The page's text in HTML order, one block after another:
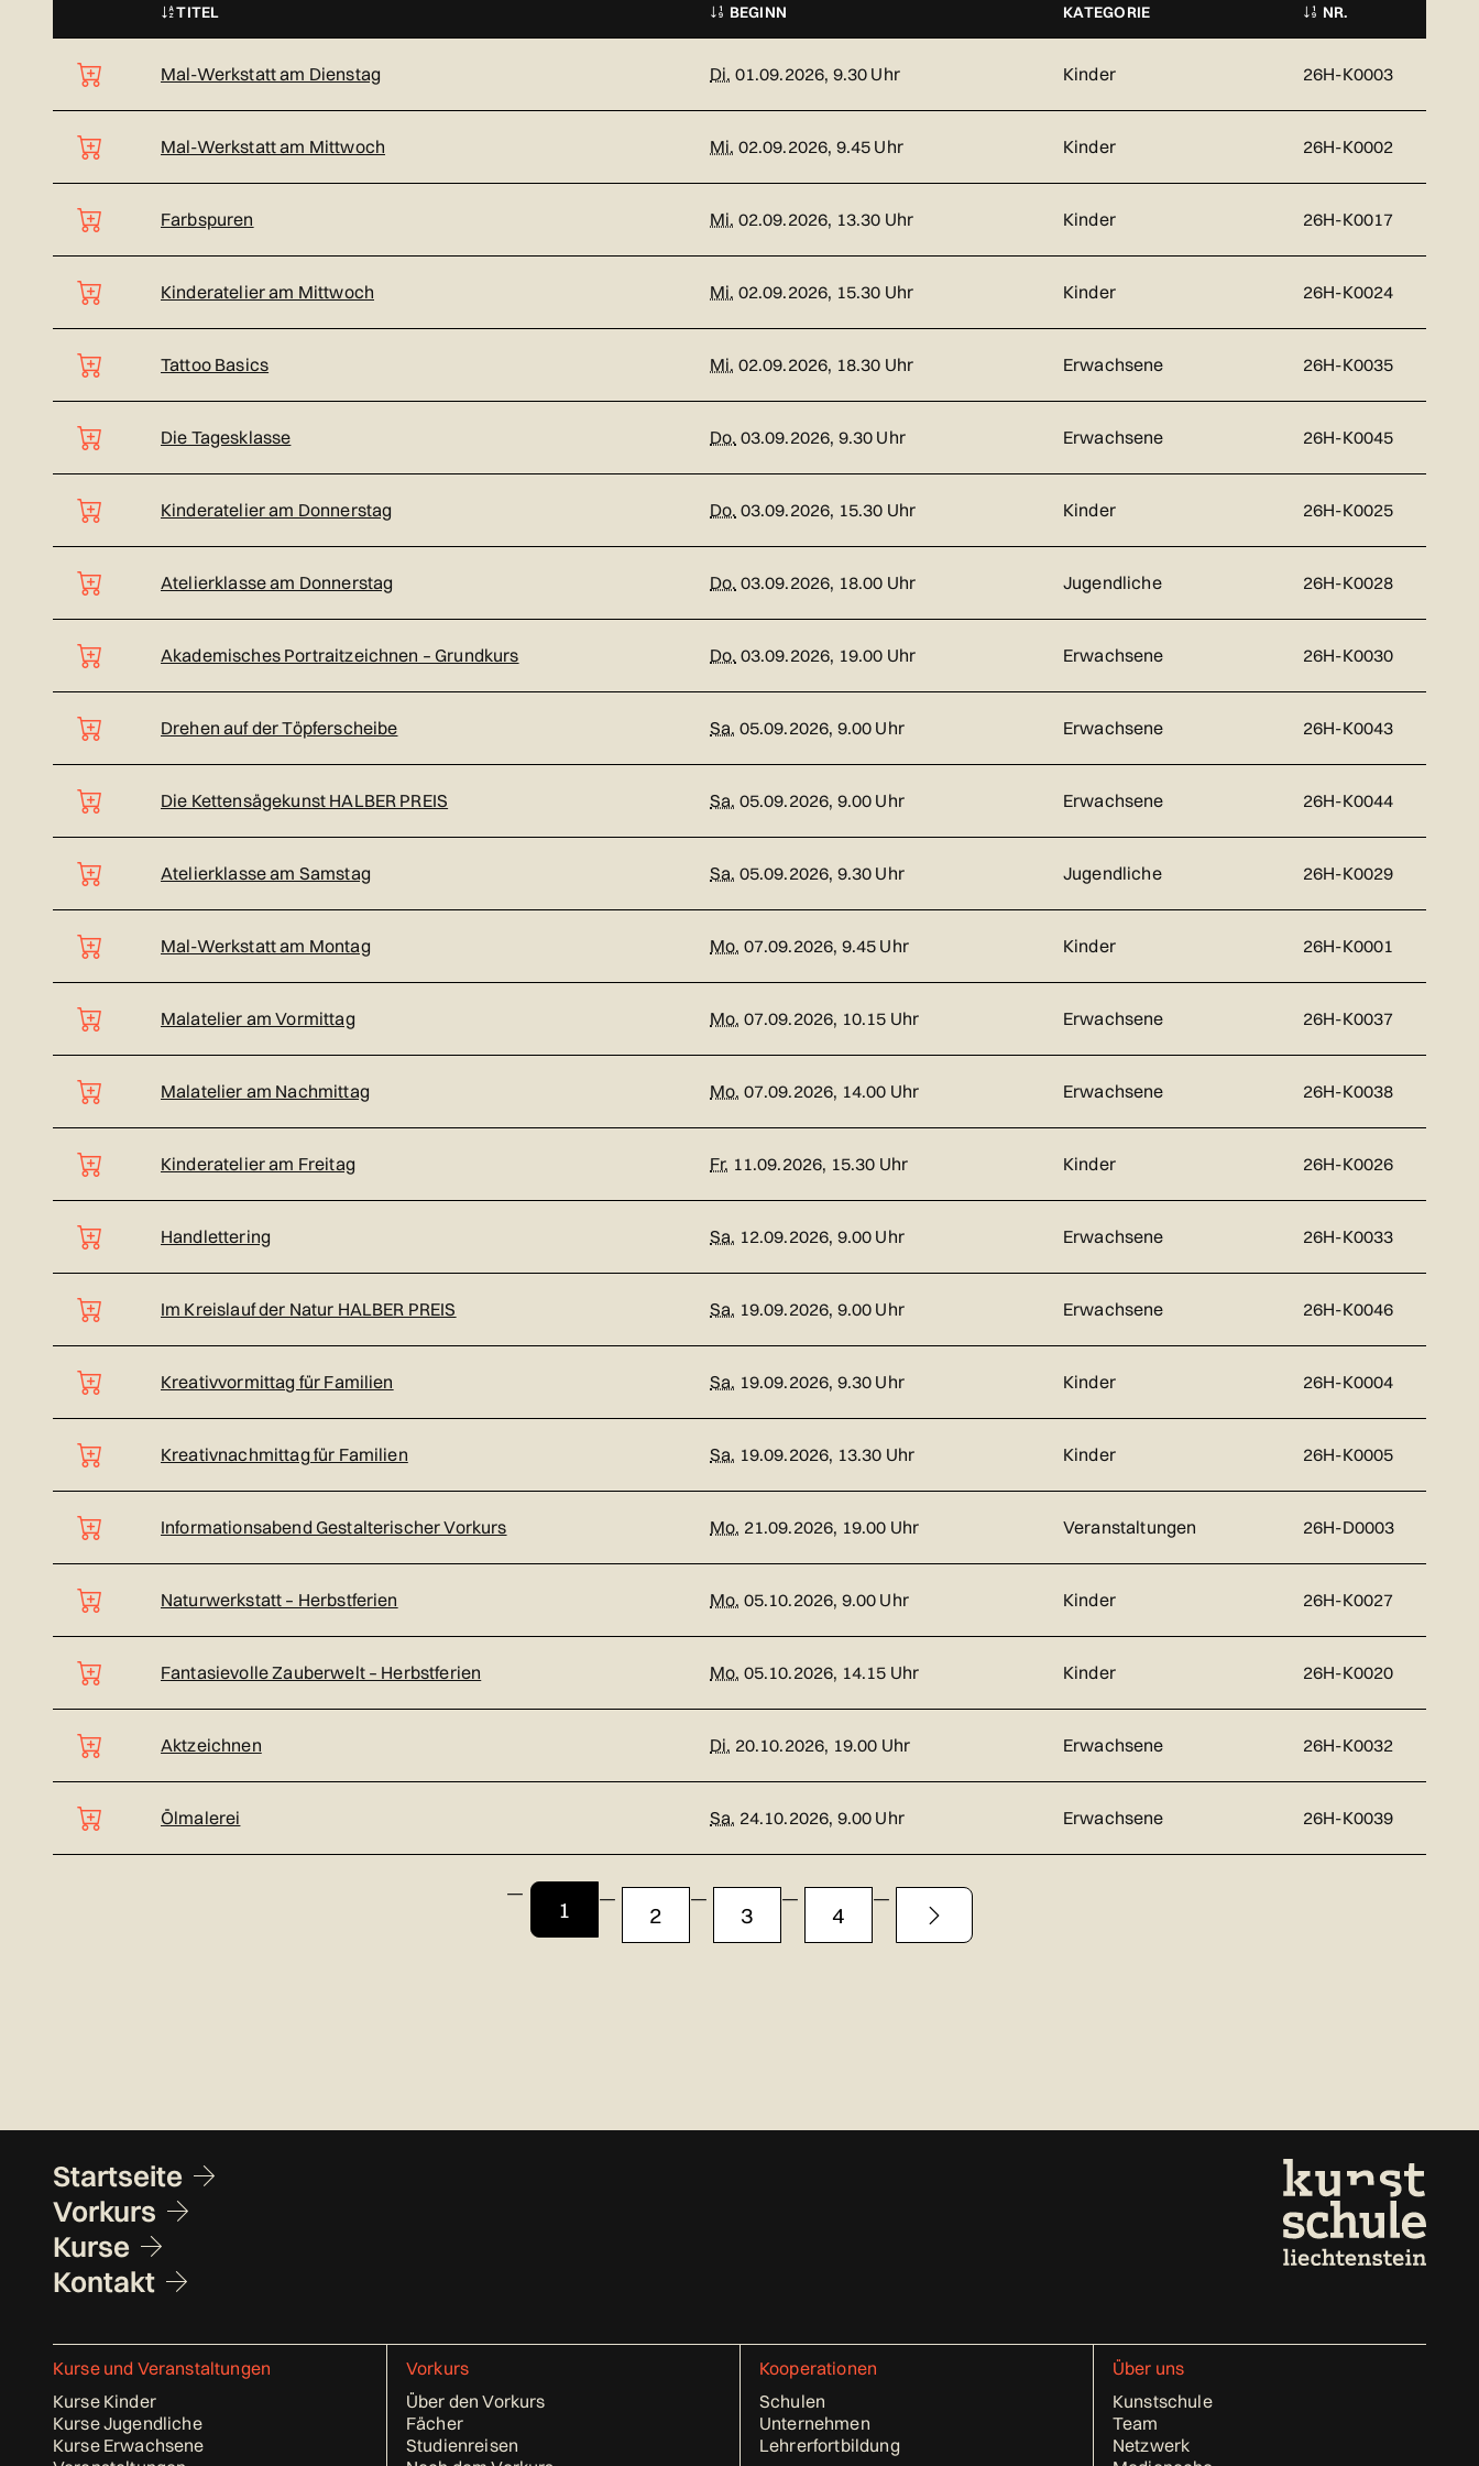
TITEL BEGINN KATEGORIE NR.
Mal-Werkstatt am Dienstag Di. 01.09.2026, 9.30 Uhr Kinder 26H-K0003
Mal-Werkstatt am Mittwoch Mi. 02.09.2026, 9.45 Uhr Kinder 26H-K0002
Farbspuren Mi. 02.09.2026, 13.30 Uhr Kinder 26H-K0017
Kinderatelier am Mittwoch Mi. 02.09.2026, 15.30 Uhr Kinder 26H-K0024
Tattoo Basics Mi. 02.09.2026, 18.30 Uhr Erwachsene 26H-K0035
Die Tagesklasse Do. 03.09.2026, 9.30 Uhr Erwachsene 26H-K0045
Kinderatelier am Donnerstag Do. 03.09.2026, 15.30 Uhr Kinder 26H-K0025
Atelierklasse am Donnerstag Do. 03.09.2026, 18.00 Uhr Jugendliche 26H-K0028
Akademisches Portraitzeichnen – Grundkurs Do. 03.09.2026, 19.00 Uhr Erwachsene 26H-K0030
Drehen auf der Töpferscheibe Sa. 05.09.2026, 9.00 Uhr Erwachsene 26H-K0043
Die Kettensägekunst HALBER PREIS Sa. 05.09.2026, 9.00 Uhr Erwachsene 26H-K0044
Atelierklasse am Samstag Sa. 05.09.2026, 9.30 Uhr Jugendliche 26H-K0029
Mal-Werkstatt am Montag Mo. 07.09.2026, 9.45 Uhr Kinder 26H-K0001
Malatelier am Vormittag Mo. 07.09.2026, 10.15 Uhr Erwachsene 26H-K0037
Malatelier am Nachmittag Mo. 07.09.2026, 14.00 Uhr Erwachsene 26H-K0038
Kinderatelier am Freitag Fr. 11.09.2026, 15.30 Uhr Kinder 26H-K0026
Handlettering Sa. 12.09.2026, 9.00 Uhr Erwachsene 26H-K0033
Im Kreislauf der Natur HALBER PREIS Sa. 19.09.2026, 9.00 Uhr Erwachsene 26H-K0046
Kreativvormittag für Familien Sa. 19.09.2026, 9.30 Uhr Kinder 26H-K0004
Kreativnachmittag für Familien Sa. 19.09.2026, 13.30 Uhr Kinder 26H-K0005
Informationsabend Gestalterischer Vorkurs Mo. 21.09.2026, 19.00 Uhr Veranstaltungen 26H-D0003
Naturwerkstatt – Herbstferien Mo. 05.10.2026, 9.00 Uhr Kinder 26H-K0027
Fantasievolle Zauberwelt – Herbstferien Mo. 05.10.2026, 14.15 Uhr Kinder 26H-K0020
Aktzeichnen Di. 20.10.2026, 19.00 Uhr Erwachsene 26H-K0032
Ölmalerei Sa. 24.10.2026, 9.00 Uhr Erwachsene 26H-K0039
1 2 3 4
Fusszeile
Startseite
Vorkurs
Kurse
Kontakt
Kurse und Veranstaltungen
Kurse Kinder
Kurse Jugendliche
Kurse Erwachsene
Vorkurs
Über den Vorkurs
Fächer
Studienreisen
Kooperationen
Schulen
Unternehmen
Lehrerfortbildung
Über uns
Kunstschule
Team
Netzwerk